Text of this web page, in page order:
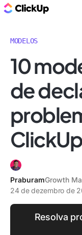
MODELOS
10
de
PraburamGrowth
24 de dezembro de
Resolva